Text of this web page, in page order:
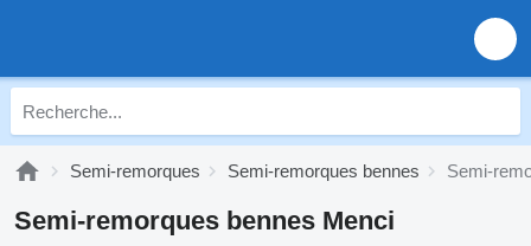
Semi-remorques Semi-remorques bennes Semi-
Semi-remorques bennes Menci